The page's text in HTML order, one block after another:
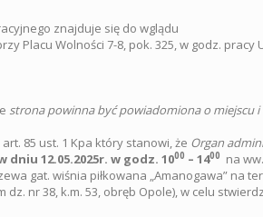
znajduje się do wglądu
Placu Wolności 7-8, pok. 325, w godz. pracy
strona powinna być powiadomiona o miejscu
85 ust. 1 Kpa który stanowi, że Organ
dniu 12.05.2025r. w godz. 1000 – 1400
na
gat. wiśnia piłkowana „Amanogawa” na
nr 38, k.m. 53, obręb Opole), w celu